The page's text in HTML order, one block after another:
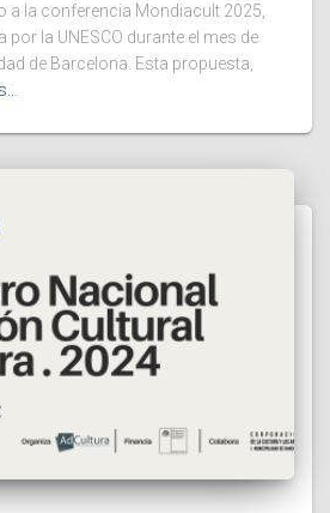
a la conferencia Mondiacult 2025,
la UNESCO durante el mes de
de Barcelona. Esta propuesta,